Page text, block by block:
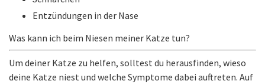
Entzündungen in der Nase
Was kann ich beim Niesen meiner Katze tun?
Um deiner Katze zu helfen, solltest du herausfinden, wieso
deine Katze niest und welche Symptome dabei auftreten. Auf